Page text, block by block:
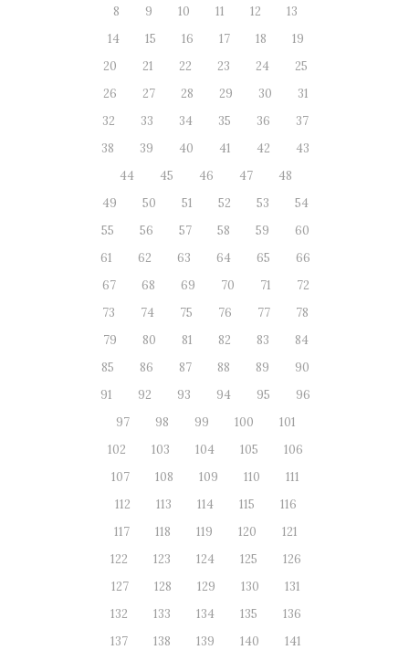
8 9 10 11 12
13
14
15 16 17 18
19
20
21 22 23 24
25
26
27 28 29 30
31
32
33 34 35 36
37
38
39 40 41 42
43
44
45 46 47
48
49
50 51 52 53
54
55
56 57 58 59
60
61
62 63 64 65
66
67
68 69 70 71
72
73
74 75 76 77
78
79
80 81 82 83
84
85
86 87 88 89
90
91
92 93 94 95
96
97
98 99 100
101
102
103 104 105
106
107
108 109 110
111
112
113 114 115
116
117
118 119 120
121
122
123 124 125
126
127
128 129 130
131
132
133 134 135
136
137
138 139 140
141